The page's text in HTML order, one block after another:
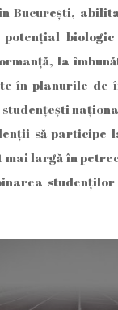
Bucureşti,
potențial
la
în planurile de
să participe
largă în